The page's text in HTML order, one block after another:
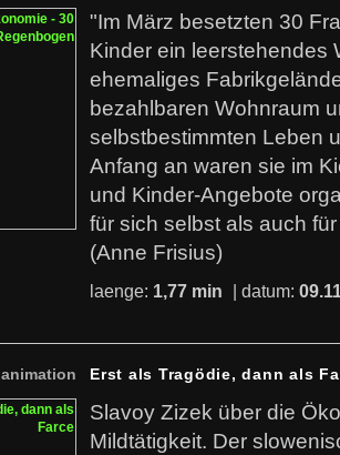
"Im März besetzten 30
Kinder ein leerstehendes
ehemaliges
bezahlbaren Wohnraum
selbstbestimmten Leben
Anfang an waren sie im
und Kinder-Angebote
für sich selbst als auch
(Anne Frisius)
laenge: 1,77 min | datum:
animation Erst als Tragödie, dann als
Slavoy Zizek über die
Mildtätigkeit. Der